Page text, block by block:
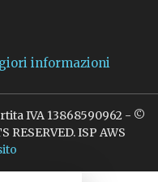
informazioni
IVA 13868590962 - ©
ISP AWS